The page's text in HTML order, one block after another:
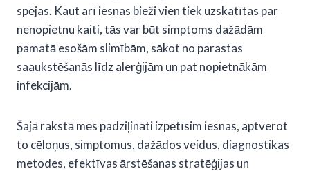
spējas. Kaut arī iesnas bieži vien tiek uzskatītas par
nenopietnu kaiti, tās var būt simptoms dažādām
pamatā esošām slimībām, sākot no parastas
saaukstēšanās līdz alerģijām un pat nopietnākām
infekcijām.
Šajā rakstā mēs padziļināti izpētīsim iesnas, aptverot
to cēloņus, simptomus, dažādos veidus, diagnostikas
metodes, efektīvas ārstēšanas stratēģijas un